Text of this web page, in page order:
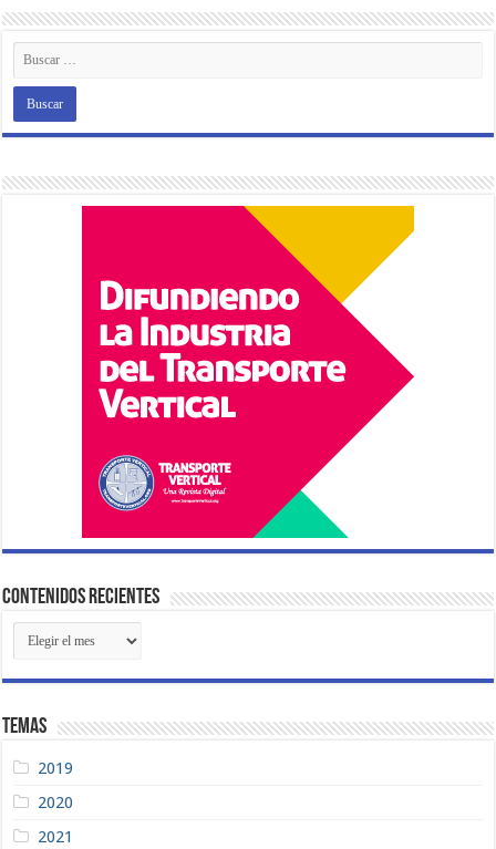
Contenidos Recientes
Contenidos
Recientes
Temas
2019
2020
2021